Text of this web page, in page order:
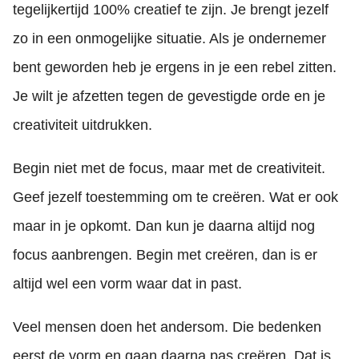
tegelijkertijd 100% creatief te zijn. Je brengt jezelf
zo in een onmogelijke situatie. Als je ondernemer
bent geworden heb je ergens in je een rebel zitten.
Je wilt je afzetten tegen de gevestigde orde en je
creativiteit uitdrukken.
Begin niet met de focus, maar met de creativiteit.
Geef jezelf toestemming om te creëren. Wat er ook
maar in je opkomt. Dan kun je daarna altijd nog
focus aanbrengen. Begin met creëren, dan is er
altijd wel een vorm waar dat in past.
Veel mensen doen het andersom. Die bedenken
eerst de vorm en gaan daarna pas creëren. Dat is